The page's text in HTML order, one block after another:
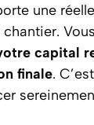
une
capital
finale.